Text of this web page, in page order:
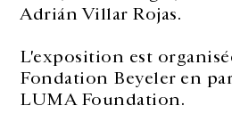
Adrián Villar Rojas.
L'exposition est
Fondation Beyeler en
LUMA Foundation.